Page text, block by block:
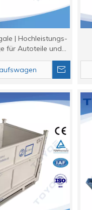
| Hochleistungs-
für Autoteile und
(TOYOE)